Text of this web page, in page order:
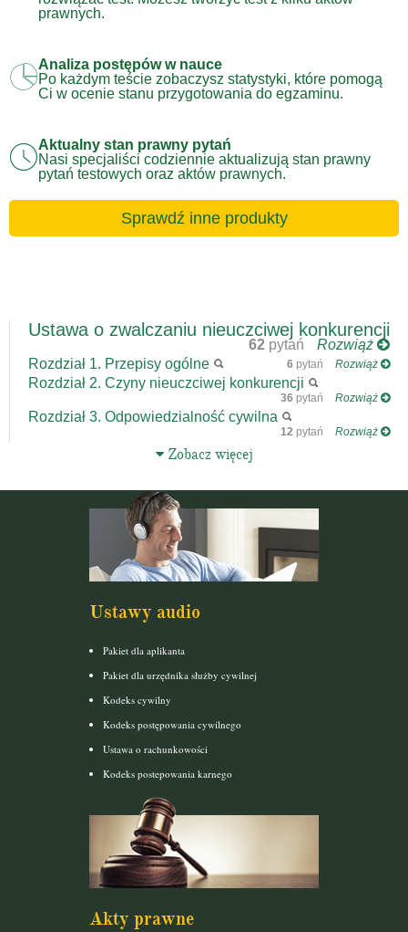
prawnych.
Analiza postępów w nauce
Po każdym teście zobaczysz statystyki, które pomogą
Ci w ocenie stanu przygotowania do egzaminu.
Aktualny stan prawny pytań
Nasi specjaliści codziennie aktualizują stan prawny
pytań testowych oraz aktów prawnych.
Sprawdź inne produkty
Ustawa o zwalczaniu nieuczciwej konkurencji
62 pytań
Rozwiąż
Rozdział 1. Przepisy ogólne
6 pytań Rozwiąż
Rozdział 2. Czyny nieuczciwej konkurencji
36 pytań Rozwiąż
Rozdział 3. Odpowiedzialność cywilna
12 pytań Rozwiąż
Zobacz więcej
Ustawy audio
Pakiet dla aplikanta
Pakiet dla urzędnika służby cywilnej
Kodeks cywilny
Kodeks postępowania cywilnego
Ustawa o rachunkowości
Kodeks postepowania karnego
Akty prawne